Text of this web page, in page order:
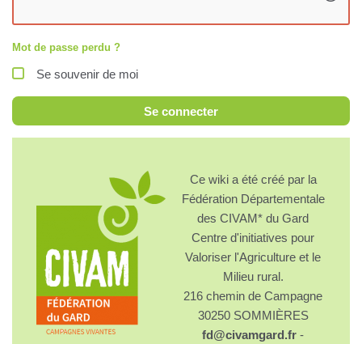
Mot de passe perdu ?
Se souvenir de moi
Se connecter
Ce wiki a été créé par la
Fédération Départementale
des CIVAM* du Gard
Centre d'initiatives pour
Valoriser l'Agriculture et le
Milieu rural.
216 chemin de Campagne
30250 SOMMIÈRES
fd@civamgard.fr -